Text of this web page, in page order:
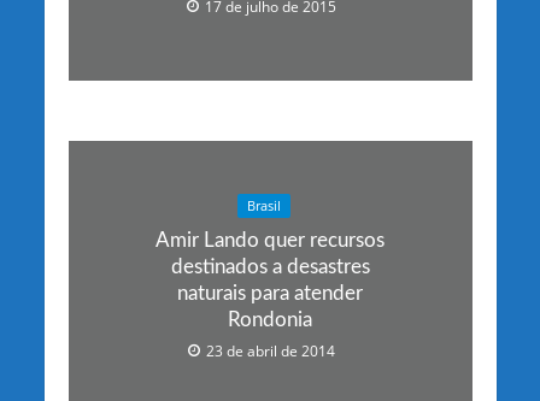
17 de julho de 2015
Brasil
Amir Lando quer recursos
destinados a desastres
naturais para atender
Rondonia
23 de abril de 2014